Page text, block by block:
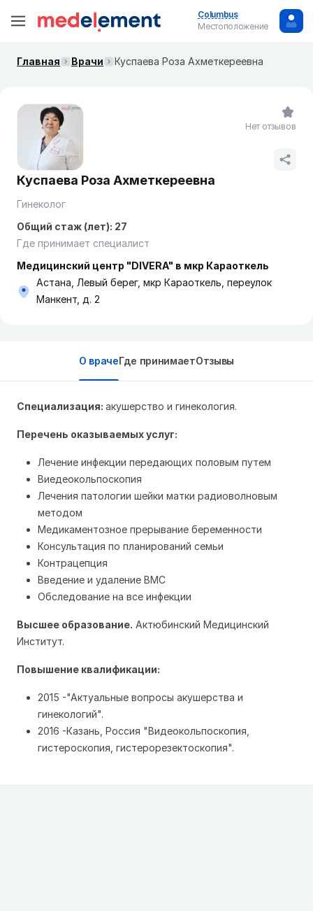
Columbus
Местоположение
Главная Врачи Куспаева Роза Ахметкереевна
Куспаева Роза Ахметкереевна
Гинеколог
Общий стаж (лет): 27
Где принимает специалист
Медицинский центр "DIVERA" в мкр Караоткель
Астана, Левый берег, мкр Караоткель, переулок
Манкент, д. 2
Нет отзывов
О врачеГде принимаетОтзывы
Специализация: акушерство и гинекология.
Перечень оказываемых услуг:
Лечение инфекции передающих половым путем
Виедеокольпоскопия
Лечения патологии шейки матки радиоволновым
методом
Медикаментозное прерывание беременности
Консультация по планирований семьи
Контрацепция
Введение и удаление ВМС
Обследование на все инфекции
Высшее образование. Актюбинский Медицинский
Институт.
Повышение квалификации:
2015 -"Актуальные вопросы акушерства и
гинекологий".
2016 -Казань, Россия "Видеокольпоскопия,
гистероскопия, гистерорезектоскопия".